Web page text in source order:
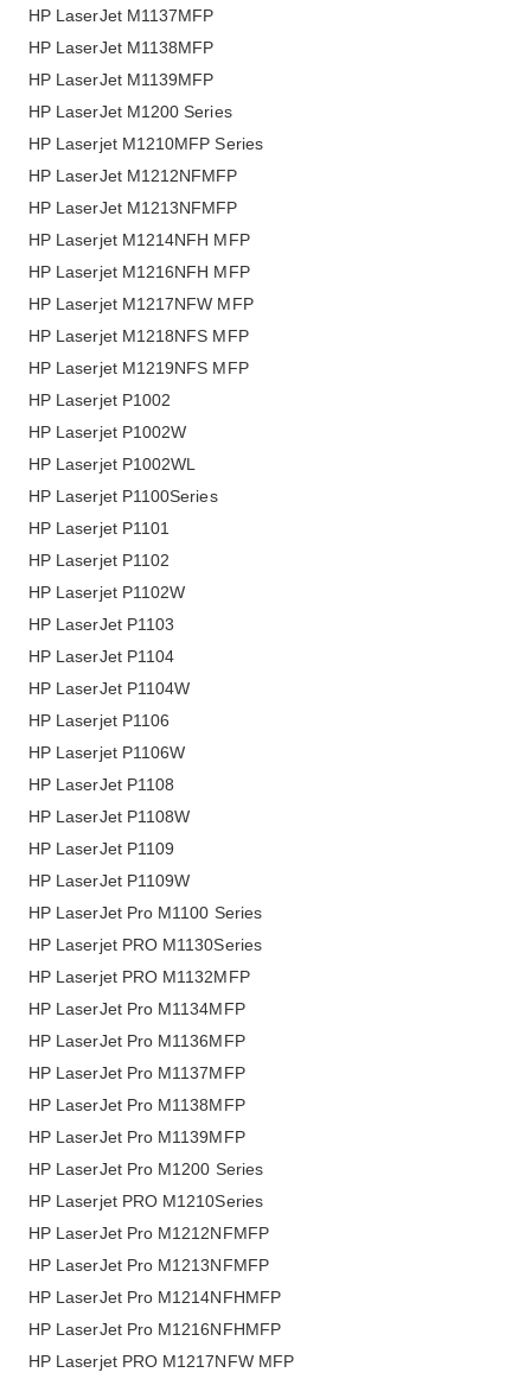
HP LaserJet M1137MFP
HP LaserJet M1138MFP
HP LaserJet M1139MFP
HP LaserJet M1200 Series
HP Laserjet M1210MFP Series
HP LaserJet M1212NFMFP
HP LaserJet M1213NFMFP
HP Laserjet M1214NFH MFP
HP Laserjet M1216NFH MFP
HP Laserjet M1217NFW MFP
HP Laserjet M1218NFS MFP
HP Laserjet M1219NFS MFP
HP Laserjet P1002
HP Laserjet P1002W
HP Laserjet P1002WL
HP Laserjet P1100Series
HP Laserjet P1101
HP Laserjet P1102
HP Laserjet P1102W
HP LaserJet P1103
HP LaserJet P1104
HP LaserJet P1104W
HP Laserjet P1106
HP Laserjet P1106W
HP LaserJet P1108
HP LaserJet P1108W
HP LaserJet P1109
HP LaserJet P1109W
HP LaserJet Pro M1100 Series
HP Laserjet PRO M1130Series
HP Laserjet PRO M1132MFP
HP LaserJet Pro M1134MFP
HP LaserJet Pro M1136MFP
HP LaserJet Pro M1137MFP
HP LaserJet Pro M1138MFP
HP LaserJet Pro M1139MFP
HP LaserJet Pro M1200 Series
HP Laserjet PRO M1210Series
HP LaserJet Pro M1212NFMFP
HP LaserJet Pro M1213NFMFP
HP LaserJet Pro M1214NFHMFP
HP LaserJet Pro M1216NFHMFP
HP Laserjet PRO M1217NFW MFP